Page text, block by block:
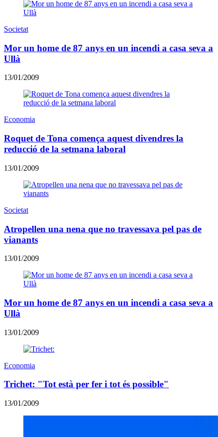
Societat
Mor un home de 87 anys en un incendi a casa seva a
Ullà
13/01/2009
Economia
Roquet de Tona comença aquest divendres la
reducció de la setmana laboral
13/01/2009
Societat
Atropellen una nena que no travessava pel pas de
vianants
13/01/2009
Mor un home de 87 anys en un incendi a casa seva a
Ullà
13/01/2009
Economia
Trichet: "Tot està per fer i tot és possible"
13/01/2009